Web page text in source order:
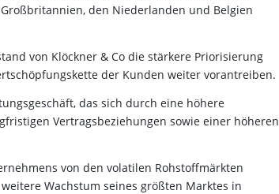
den Niederlanden und Belgien
von Klöckner & Co die stärkere Priorisierung
der Kunden weiter vorantreiben.
das sich durch eine höhere
Vertragsbeziehungen sowie einer höheren
von den volatilen Rohstoffmärkten
Wachstum seines größten Marktes in